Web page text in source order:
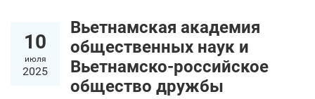
10
июля
2025
Вьетнамская академия
общественных наук и
Вьетнамско-российское
общество дружбы